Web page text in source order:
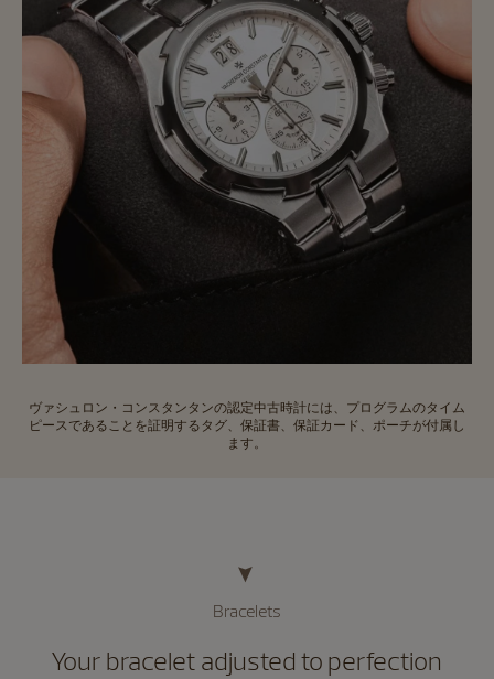
ヴァシュロン・コンスタンタンの認定中古時計には、プログラムのタイム
ピースであることを証明するタグ、保証書、保証カード、ポーチが付属し
ます。
Bracelets
Your bracelet adjusted to perfection